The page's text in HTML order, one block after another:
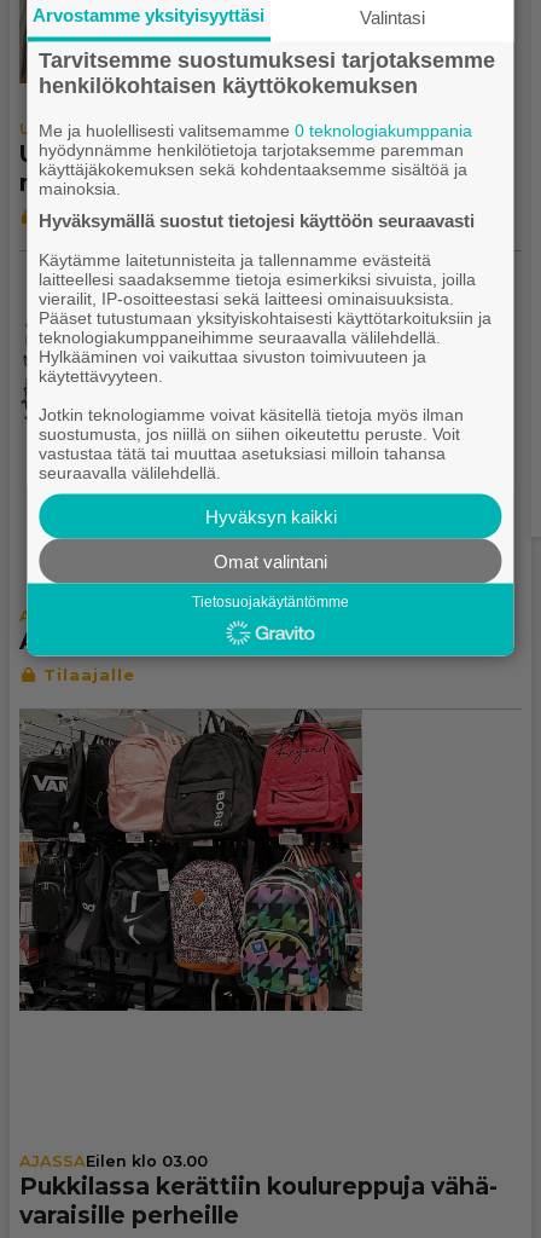
UUTISETEilen klo 11.00
Uima­hal­lin altaat ja saunat ovat valmiina
maa­nan­tain avaukseen
AJASSA
Arskan ajatelmia
AJASSAEilen klo 03.00
Puk­ki­lassa kerättiin kou­lu­rep­puja vähä­
va­rai­sille perheille
Arvostamme yksityisyyttäsi Valintasi
Tarvitsemme suostumuksesi tarjotaksemme
henkilökohtaisen käyttökokemuksen
Me ja huolellisesti valitsemamme0 teknologiakumppania
hyödynnämme henkilötietoja tarjotaksemme paremman
käyttäjäkokemuksen sekä kohdentaaksemme sisältöä ja
mainoksia.
Hyväksymällä suostut tietojesi käyttöön seuraavasti
Käytämme laitetunnisteita ja tallennamme evästeitä
laitteellesi saadaksemme tietoja esimerkiksi sivuista, joilla
vierailit, IP-osoitteestasi sekä laitteesi ominaisuuksista.
Pääset tutustumaan yksityiskohtaisesti käyttötarkoituksiin ja
teknologiakumppaneihimme seuraavalla välilehdellä.
Hylkääminen voi vaikuttaa sivuston toimivuuteen ja
käytettävyyteen.
Jotkin teknologiamme voivat käsitellä tietoja myös ilman
suostumusta, jos niillä on siihen oikeutettu peruste. Voit
vastustaa tätä tai muuttaa asetuksiasi milloin tahansa
seuraavalla välilehdellä.
Hyväksyn kaikki
Omat valintani
Tietosuojakäytäntömme